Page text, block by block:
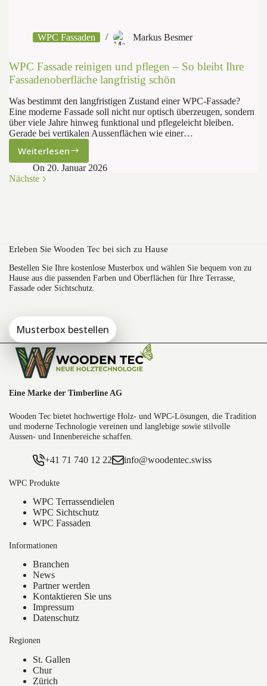
WPC Fassaden Markus Besmer
WPC Fassade reinigen und pflegen – So bleibt Ihre
Fassadenoberfläche langfristig schön
Was bestimmt den langfristigen Zustand einer WPC-Fassade?
Eine moderne Fassade soll nicht nur optisch überzeugen, sondern
über viele Jahre hinweg funktional und pflegeleicht bleiben.
Gerade bei vertikalen Aussenflächen wie einer…
Weiterlesen
WPC
Fassade
Ihre
Fassadenoberfläche
langfristig
schön
On 20. Januar 2026
Nächste
Erleben Sie Wooden Tec bei sich zu Hause
Bestellen Sie Ihre kostenlose Musterbox und wählen Sie bequem von zu
Hause aus die passenden Farben und Oberflächen für Ihre Terrasse,
Fassade oder Sichtschutz.
Musterbox bestellen
Eine Marke der Timberline AG
Wooden Tec bietet hochwertige Holz- und WPC-Lösungen, die Tradition
und moderne Technologie vereinen und langlebige sowie stilvolle
Aussen- und Innenbereiche schaffen.
+41 71 740 12 22 info@woodentec.swiss
WPC Produkte
WPC Terrassendielen
WPC Sichtschutz
WPC Fassaden
Informationen
Branchen
News
Partner werden
Kontaktieren Sie uns
Impressum
Datenschutz
Regionen
St. Gallen
Chur
Zürich